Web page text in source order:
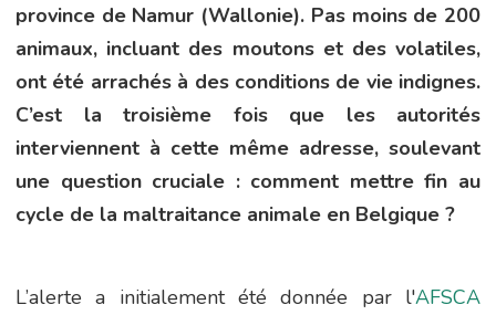
province de Namur (Wallonie). Pas moins de 200
animaux, incluant des moutons et des volatiles,
ont été arrachés à des conditions de vie indignes.
C’est la troisième fois que les autorités
interviennent à cette même adresse, soulevant
une question cruciale : comment mettre fin au
cycle de la maltraitance animale en Belgique ?
L’alerte a initialement été donnée par l'AFSCA